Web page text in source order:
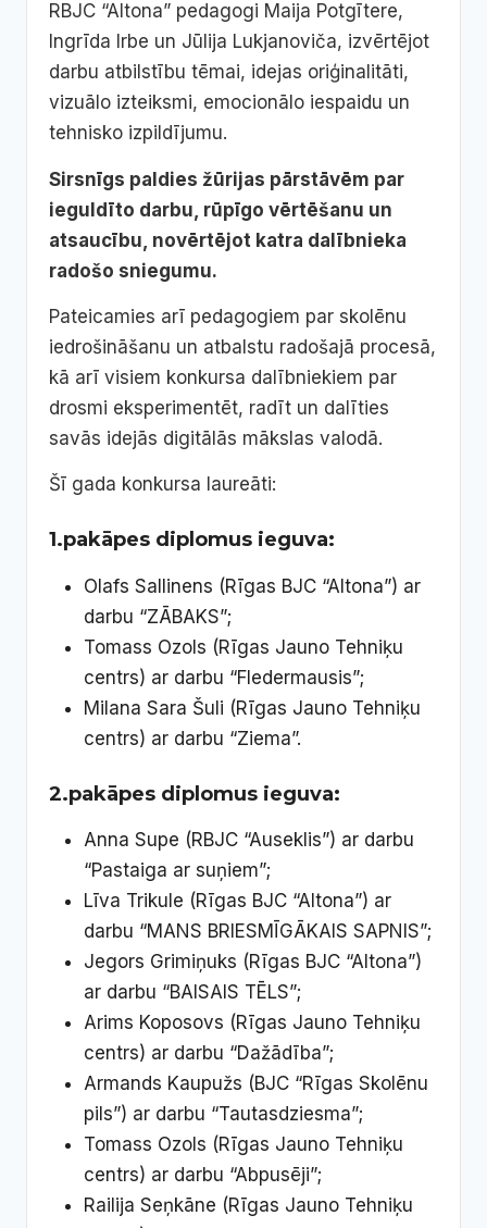
RBJC “Altona” pedagogi Maija Potgītere,
Ingrīda Irbe un Jūlija Lukjanoviča, izvērtējot
darbu atbilstību tēmai, idejas oriģinalitāti,
vizuālo izteiksmi, emocionālo iespaidu un
tehnisko izpildījumu.
Sirsnīgs paldies žūrijas pārstāvēm par
ieguldīto darbu, rūpīgo vērtēšanu un
atsaucību, novērtējot katra dalībnieka
radošo sniegumu.
Pateicamies arī pedagogiem par skolēnu
iedrošināšanu un atbalstu radošajā procesā,
kā arī visiem konkursa dalībniekiem par
drosmi eksperimentēt, radīt un dalīties
savās idejās digitālās mākslas valodā.
Šī gada konkursa laureāti:
1.pakāpes diplomus ieguva:
Olafs Sallinens (Rīgas BJC “Altona”) ar
darbu “ZĀBAKS”;
Tomass Ozols (Rīgas Jauno Tehniķu
centrs) ar darbu “Fledermausis”;
Milana Sara Šuli (Rīgas Jauno Tehniķu
centrs) ar darbu “Ziema”.
2.pakāpes diplomus ieguva:
Anna Supe (RBJC “Auseklis”) ar darbu
“Pastaiga ar suņiem”;
Līva Trikule (Rīgas BJC “Altona”) ar
darbu “MANS BRIESMĪGĀKAIS SAPNIS”;
Jegors Grimiņuks (Rīgas BJC “Altona”)
ar darbu “BAISAIS TĒLS”;
Arims Koposovs (Rīgas Jauno Tehniķu
centrs) ar darbu “Dažādība”;
Armands Kaupužs (BJC “Rīgas Skolēnu
pils”) ar darbu “Tautasdziesma”;
Tomass Ozols (Rīgas Jauno Tehniķu
centrs) ar darbu “Abpusēji”;
Railija Seņkāne (Rīgas Jauno Tehniķu